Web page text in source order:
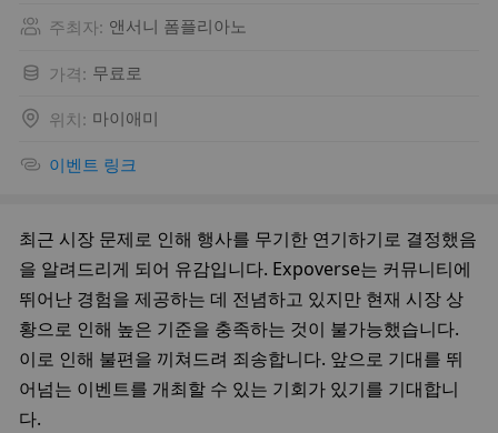
주최자: 앤서니 폼플리아노
가격: 무료로
위치: 마이애미
이벤트 링크
최근 시장 문제로 인해 행사를 무기한 연기하기로 결정했음
을 알려드리게 되어 유감입니다. Expoverse는 커뮤니티에
뛰어난 경험을 제공하는 데 전념하고 있지만 현재 시장 상
황으로 인해 높은 기준을 충족하는 것이 불가능했습니다.
이로 인해 불편을 끼쳐드려 죄송합니다. 앞으로 기대를 뛰
어넘는 이벤트를 개최할 수 있는 기회가 있기를 기대합니
다.